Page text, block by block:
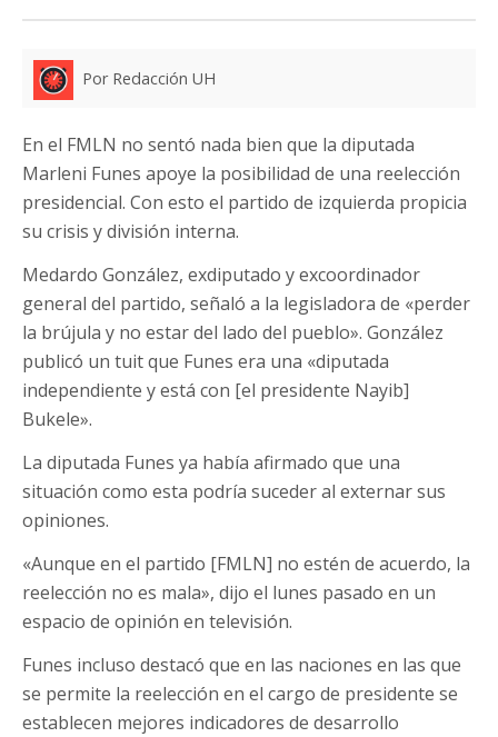
Por Redacción UH
En el FMLN no sentó nada bien que la diputada
Marleni Funes apoye la posibilidad de una reelección
presidencial. Con esto el partido de izquierda propicia
su crisis y división interna.
Medardo González, exdiputado y excoordinador
general del partido, señaló a la legisladora de «perder
la brújula y no estar del lado del pueblo». González
publicó un tuit que Funes era una «diputada
independiente y está con [el presidente Nayib]
Bukele».
La diputada Funes ya había afirmado que una
situación como esta podría suceder al externar sus
opiniones.
«Aunque en el partido [FMLN] no estén de acuerdo, la
reelección no es mala», dijo el lunes pasado en un
espacio de opinión en televisión.
Funes incluso destacó que en las naciones en las que
se permite la reelección en el cargo de presidente se
establecen mejores indicadores de desarrollo